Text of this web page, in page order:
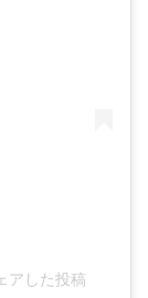
アした投稿